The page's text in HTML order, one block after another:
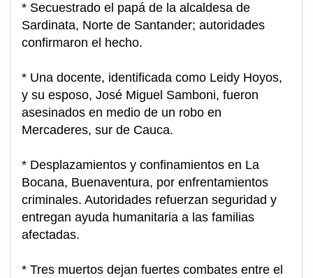
* Secuestrado el papá de la alcaldesa de
Sardinata, Norte de Santander; autoridades
confirmaron el hecho.
* Una docente, identificada como Leidy Hoyos,
y su esposo, José Miguel Samboni, fueron
asesinados en medio de un robo en
Mercaderes, sur de Cauca.
* Desplazamientos y confinamientos en La
Bocana, Buenaventura, por enfrentamientos
criminales. Autoridades refuerzan seguridad y
entregan ayuda humanitaria a las familias
afectadas.
* Tres muertos dejan fuertes combates entre el